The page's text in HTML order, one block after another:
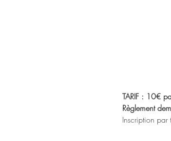
TARIF : 10€
Règlement
Inscription